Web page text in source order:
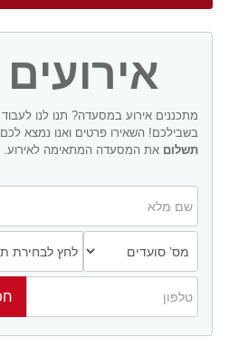
אירועים
מתכננים אירוע במסעדה? תנו לנו לעבוד
בשבילכם! השאירו פרטים ואנו נמצא לכם
תשלום את המסעדה המתאימה לאירוע.